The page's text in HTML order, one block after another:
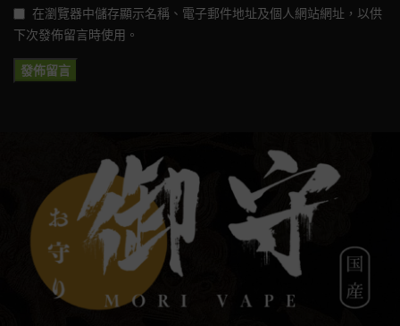
在瀏覽器中儲存顯示名稱、電子郵件地址及個人網站網址，以供
下次發佈留言時使用。